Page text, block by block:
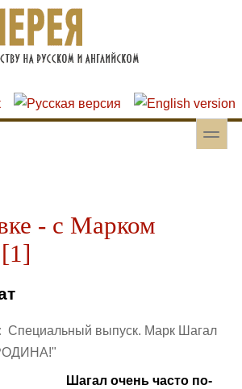
содержанию
toggle
- с Марком
Специальный выпуск. Марк Шагал
Шагал очень часто по-